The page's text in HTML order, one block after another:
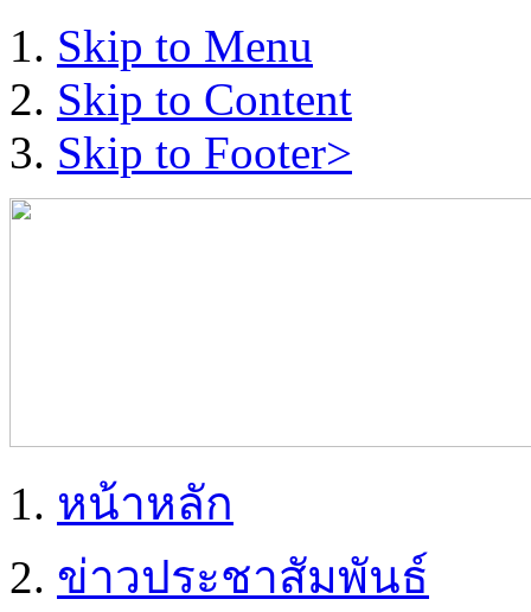
Skip to Menu
Skip to Content
Skip to Footer>
หน้าหลัก
ข่าวประชาสัมพันธ์